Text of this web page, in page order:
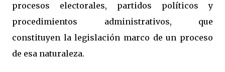
procesos electorales, partidos políticos y
procedimientos administrativos, que
constituyen la legislación marco de un proceso
de esa naturaleza.